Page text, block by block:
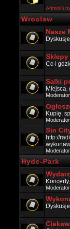
Admini i
Wroclaw
Nasze
Sklepy
Co i
Salki
Miejsca,
Moderator
Kupię,
Moderator
Sin
http://
Moderator
Hyde-Park
Moderator